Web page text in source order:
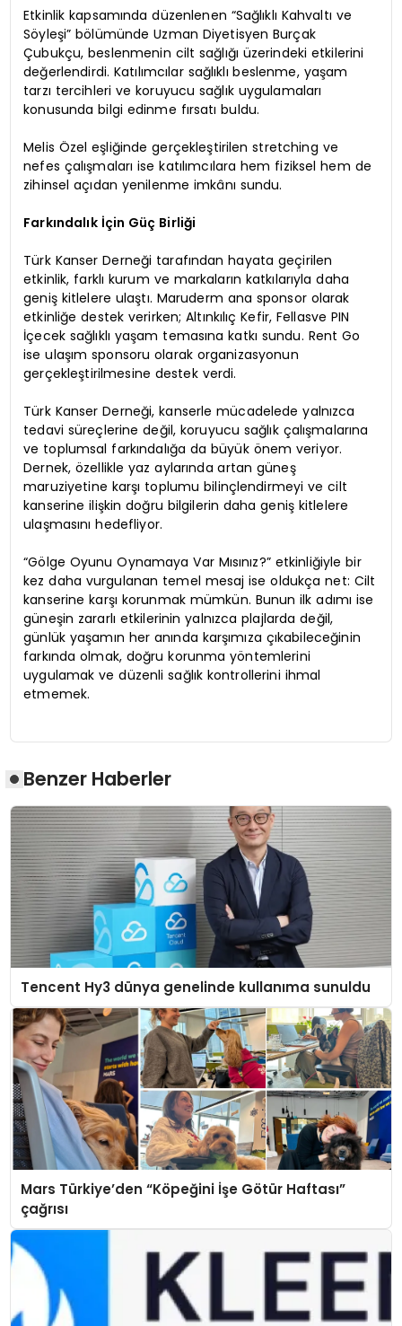
Etkinlik kapsamında düzenlenen “Sağlıklı Kahvaltı ve
Söyleşi” bölümünde Uzman Diyetisyen Burçak
Çubukçu, beslenmenin cilt sağlığı üzerindeki etkilerini
değerlendirdi. Katılımcılar sağlıklı beslenme, yaşam
tarzı tercihleri ve koruyucu sağlık uygulamaları
konusunda bilgi edinme fırsatı buldu.
Melis Özel eşliğinde gerçekleştirilen stretching ve
nefes çalışmaları ise katılımcılara hem fiziksel hem de
zihinsel açıdan yenilenme imkânı sundu.
Farkındalık İçin Güç Birliği
Türk Kanser Derneği tarafından hayata geçirilen
etkinlik, farklı kurum ve markaların katkılarıyla daha
geniş kitlelere ulaştı. Maruderm ana sponsor olarak
etkinliğe destek verirken; Altınkılıç Kefir, Fellasve PIN
İçecek sağlıklı yaşam temasına katkı sundu. Rent Go
ise ulaşım sponsoru olarak organizasyonun
gerçekleştirilmesine destek verdi.
Türk Kanser Derneği, kanserle mücadelede yalnızca
tedavi süreçlerine değil, koruyucu sağlık çalışmalarına
ve toplumsal farkındalığa da büyük önem veriyor.
Dernek, özellikle yaz aylarında artan güneş
maruziyetine karşı toplumu bilinçlendirmeyi ve cilt
kanserine ilişkin doğru bilgilerin daha geniş kitlelere
ulaşmasını hedefliyor.
“Gölge Oyunu Oynamaya Var Mısınız?” etkinliğiyle bir
kez daha vurgulanan temel mesaj ise oldukça net: Cilt
kanserine karşı korunmak mümkün. Bunun ilk adımı ise
güneşin zararlı etkilerinin yalnızca plajlarda değil,
günlük yaşamın her anında karşımıza çıkabileceğinin
farkında olmak, doğru korunma yöntemlerini
uygulamak ve düzenli sağlık kontrollerini ihmal
etmemek.
Benzer Haberler
Tencent Hy3 dünya genelinde kullanıma sunuldu
Mars Türkiye’den “Köpeğini İşe Götür Haftası”
çağrısı